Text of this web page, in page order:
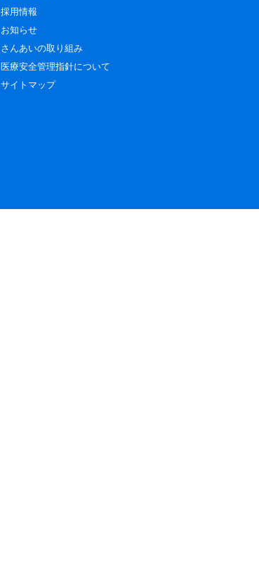
採用情報
お知らせ
さんあいの取り組み
医療安全管理指針について
サイトマップ